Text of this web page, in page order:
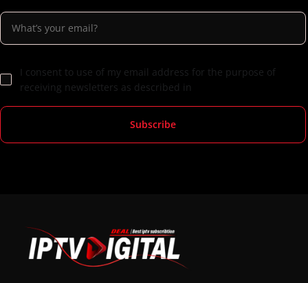
I consent to use of my email address for the purpose of
receiving newsletters as described in